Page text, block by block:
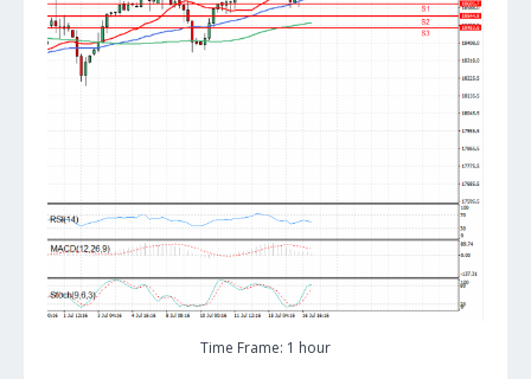
Time Frame: 1 hour